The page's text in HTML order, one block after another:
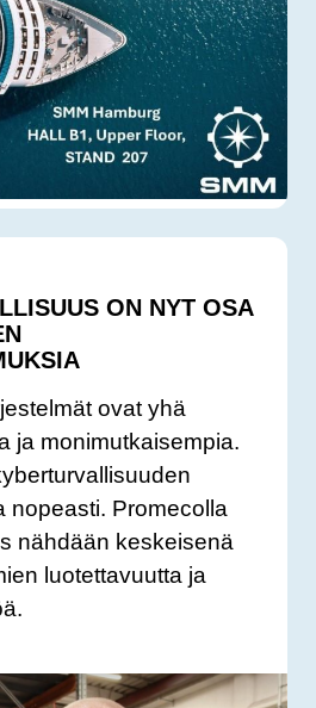
ON NYT OSA
ovat yhä
ja monimutkaisempia.
nopeasti. Promecolla
nähdään keskeisenä
luotettavuutta ja